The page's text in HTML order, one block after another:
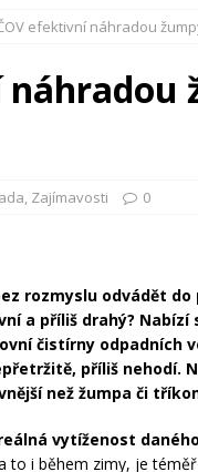
Empire vás bude bavit
na pohovoru není jen
efektivní náhradou
náhradou
, Zajímavosti 0
rozmyslu odvádět
a příliš drahý? Nabízí
čistírny odpadních
příliš nehodí.
než žumpa či
vytíženost
to i během zimy, je